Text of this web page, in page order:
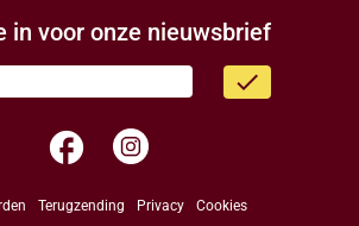
in voor onze nieuwsbrief
done
facebook
Terugzending Privacy Cookies